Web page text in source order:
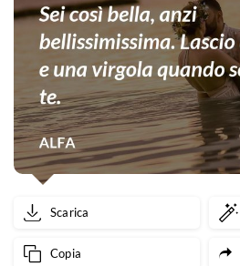
Scarica
Copia